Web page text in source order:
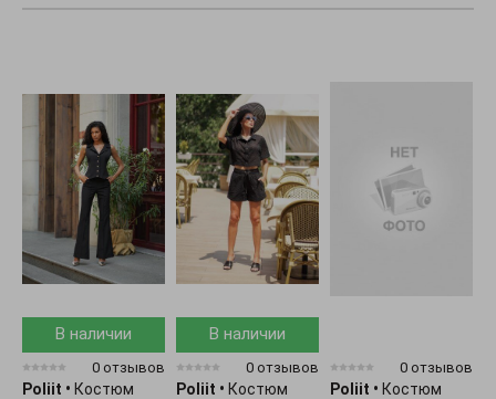
В наличии
0 отзывов
Poliit • Костюм
В наличии
0 отзывов
Poliit • Костюм
0 отзывов
Poliit • Костюм